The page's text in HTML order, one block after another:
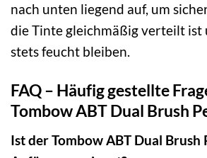
nach unten liegend auf, um
die Tinte gleichmäßig verteilt ist
stets feucht bleiben.
FAQ – Häufig gestellte
Tombow ABT Dual Brush
Ist der Tombow ABT Dual Brush